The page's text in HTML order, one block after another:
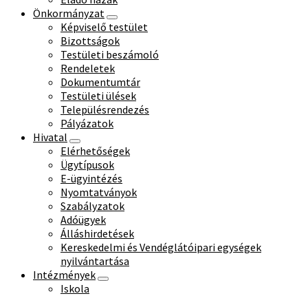
Önkormányzat
Képviselő testület
Bizottságok
Testületi beszámoló
Rendeletek
Dokumentumtár
Testületi ülések
Településrendezés
Pályázatok
Hivatal
Elérhetőségek
Ügytípusok
E-ügyintézés
Nyomtatványok
Szabályzatok
Adóügyek
Álláshirdetések
Kereskedelmi és Vendéglátóipari egységek
nyilvántartása
Intézmények
Iskola